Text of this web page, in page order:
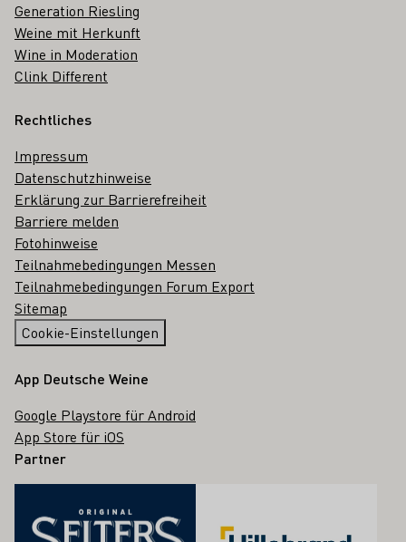
Generation Riesling
Weine mit Herkunft
Wine in Moderation
Clink Different
Rechtliches
Impressum
Datenschutzhinweise
Erklärung zur Barrierefreiheit
Barriere melden
Fotohinweise
Teilnahmebedingungen Messen
Teilnahmebedingungen Forum Export
Sitemap
Cookie-Einstellungen
App Deutsche Weine
Google Playstore für Android
App Store für iOS
Partner